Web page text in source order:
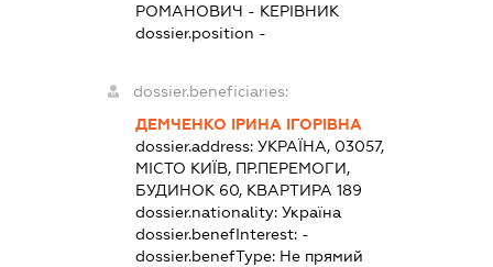
РОМАНОВИЧ - КЕРІВНИК
dossier.position -
dossier.beneficiaries:
ДЕМЧЕНКО ІРИНА ІГОРІВНА
dossier.address:УКРАЇНА, 03057,
МІСТО КИЇВ, ПР.ПЕРЕМОГИ,
БУДИНОК 60, КВАРТИРА 189
dossier.nationality:Україна
dossier.benefInterest: -
dossier.benefType: Не прямий